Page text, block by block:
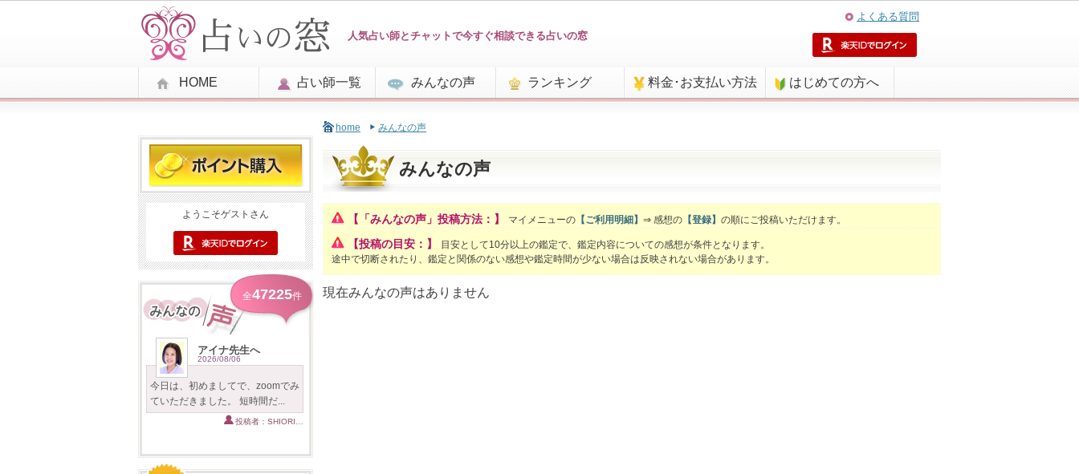
人気占い師とチャットで今すぐ相談できる占いの窓
よくある質問
HOME 占い師一覧 みんなの声 ランキング 料金･お支払い方法 はじめての方へ
ようこそゲストさん
全47225件
アイナ先生へ
2026/08/06
今日は、初めましてで、zoomでみ
ていただきました。 短時間だ...
投稿者：SHIORI…
home みんなの声
みんなの声
【「みんなの声」投稿方法：】 マイメニューの 【ご利用明細】 ⇒ 感想の 【登録】 の順にご投稿いただけます。
【投稿の目安：】
目安として10分以上の鑑定で、鑑定内容についての感想が条件となります。
途中で切断されたり、鑑定と関係のない感想や鑑定時間が少ない場合は反映されない場合があります。
現在みんなの声はありません